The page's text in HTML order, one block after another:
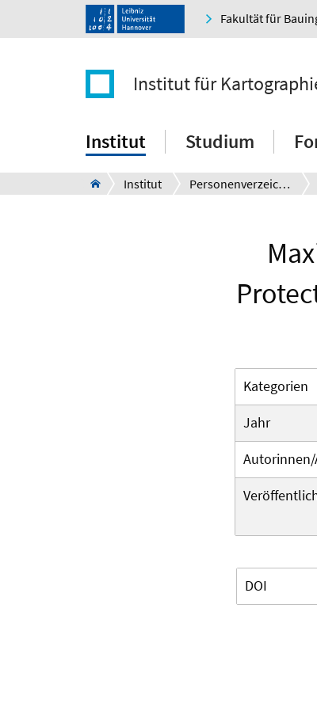
Fakultät für
Institut für
Institut Studium
Institut Personenverzeichnis
Kategorien
Jahr
DOI